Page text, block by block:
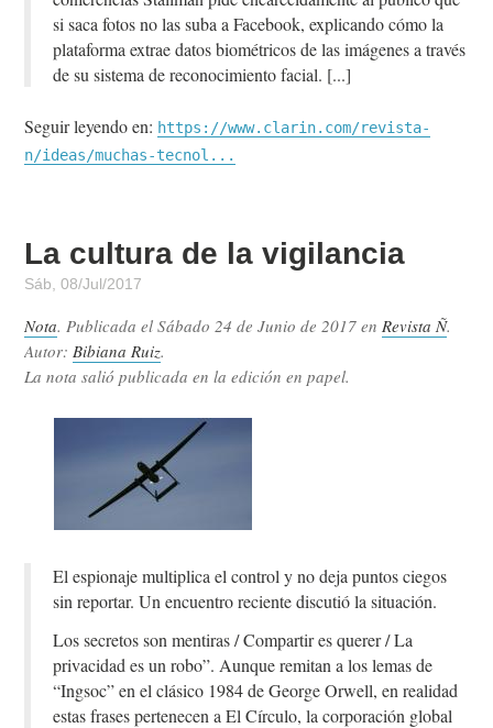
si saca fotos no las suba a Facebook, explicando cómo la
plataforma extrae datos biométricos de las imágenes a través
de su sistema de reconocimiento facial.
Seguir leyendo en: https://www.clarin.com/revista-
n/ideas/muchas-tecnol...
La cultura de la vigilancia
Sáb, 08/Jul/2017
Nota. Publicada elSábado 24 de Junio de 2017 enRevista Ñ.
Autor:Bibiana Ruiz.
La nota salió publicada en la edición en papel.
El espionaje multiplica el control y no deja puntos ciegos
sin reportar. Un encuentro reciente discutió la situación.
Los secretos son mentiras / Compartir es querer / La
privacidad es un robo”. Aunque remitan a los lemas de
“Ingsoc” en el clásico 1984 de George Orwell, en realidad
estas frases pertenecen a El Círculo, la corporación global